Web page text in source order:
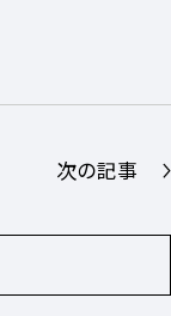
次の記事